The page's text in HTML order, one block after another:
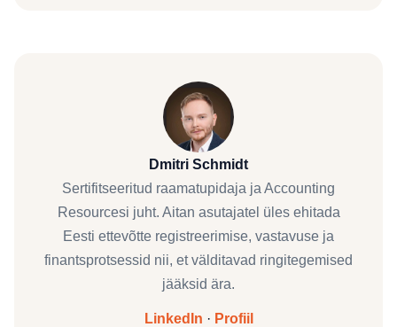
Dmitri Schmidt
Sertifitseeritud raamatupidaja ja Accounting
Resourcesi juht. Aitan asutajatel üles ehitada
Eesti ettevõtte registreerimise, vastavuse ja
finantsprotsessid nii, et välditavad ringitegemised
jääksid ära.
LinkedIn · Profiil